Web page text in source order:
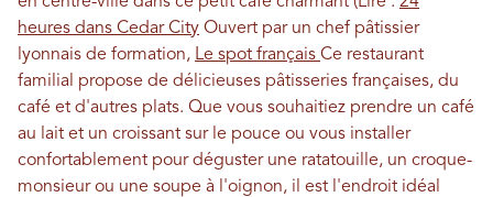
heures dans Cedar City Ouvert par un chef pâtissier
lyonnais de formation, Le spot français Ce restaurant
familial propose de délicieuses pâtisseries françaises, du
café et d'autres plats. Que vous souhaitiez prendre un café
au lait et un croissant sur le pouce ou vous installer
confortablement pour déguster une ratatouille, un croque-
monsieur ou une soupe à l'oignon, il est l'endroit idéal